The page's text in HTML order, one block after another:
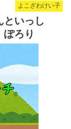
よこざわけい子
といっし
ぽろり